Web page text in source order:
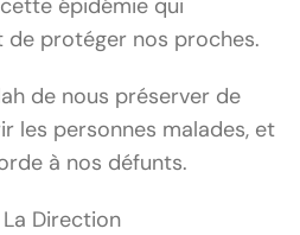
de protéger nos proches.
de nous préserver de
les personnes malades, et
à nos défunts.
Direction